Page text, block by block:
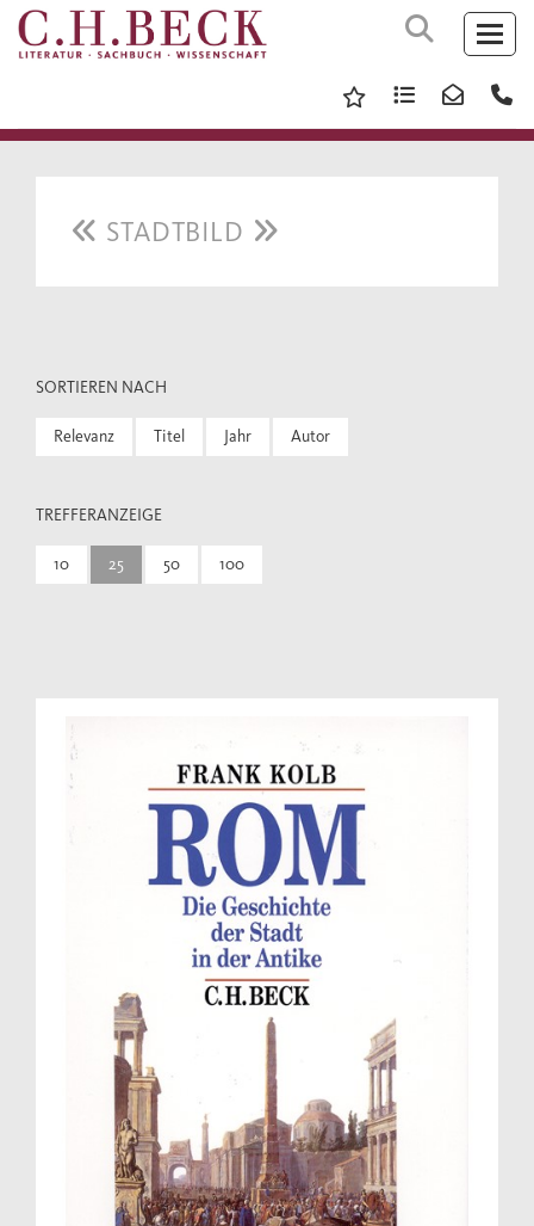
STADTBILD
SORTIEREN NACH
Relevanz Titel Jahr Autor
TREFFERANZEIGE
10 25 50 100